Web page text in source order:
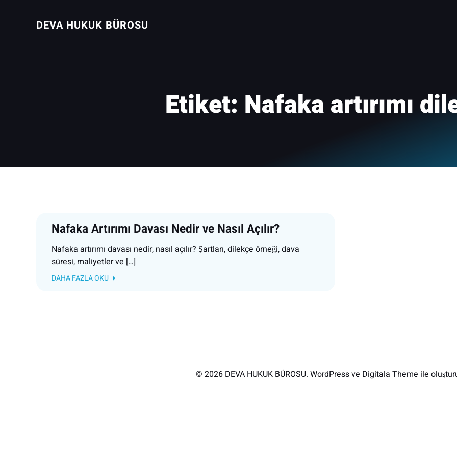
DEVA HUKUK BÜROSU
Etiket: Nafaka artırımı
Nafaka Artırımı Davası Nedir ve Nasıl Açılır?
Nafaka artırımı davası nedir, nasıl açılır? Şartları, dilekçe örneği, dava
süresi, maliyetler ve […]
DAHA FAZLA OKU
© 2026 DEVA HUKUK BÜROSU. WordPress ve Digitala Theme ile